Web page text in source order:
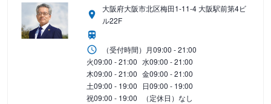
大阪府大阪市北区梅田1-11-4 大阪駅前第4ビ
ル22F
（受付時間） 月09:00 - 21:00
火09:00 - 21:00 水09:00 - 21:00
木09:00 - 21:00 金09:00 - 21:00
土09:00 - 19:00 日09:00 - 19:00
祝09:00 - 19:00 （定休日）なし